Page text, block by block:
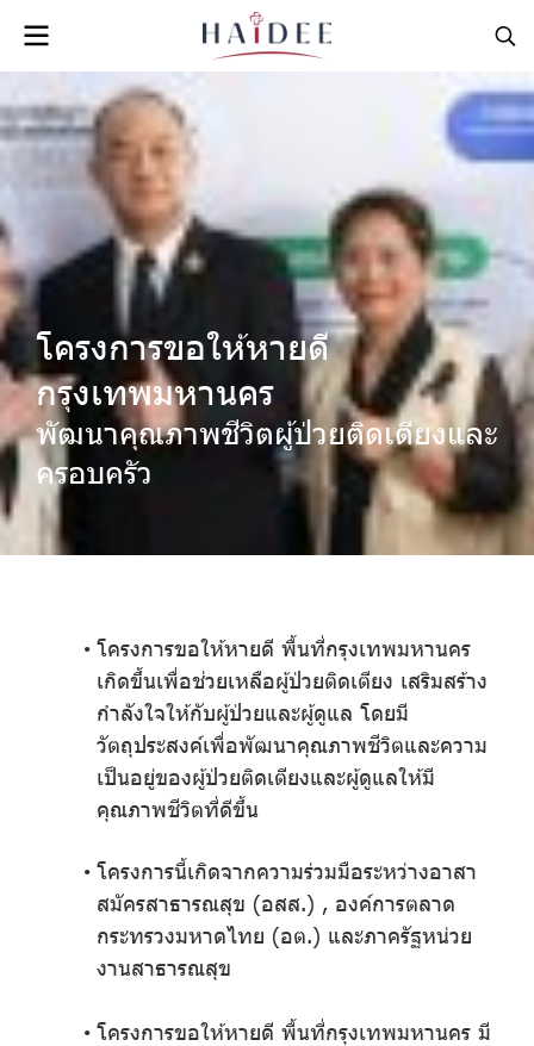
โครงการขอให้หายดี
กรุงเทพมหานคร
พัฒนาคุณภาพชีวิตผู้ป่วยติดเตียงและ
ครอบครัว
โครงการขอให้หายดี พื้นที่กรุงเทพมหานคร
เกิดขึ้นเพื่อช่วยเหลือผู้ป่วยติดเตียง เสริมสร้าง
กำลังใจให้กับผู้ป่วยและผู้ดูแล โดยมี
วัตถุประสงค์เพื่อพัฒนาคุณภาพชีวิตและความ
เป็นอยู่ของผู้ป่วยติดเตียงและผู้ดูแลให้มี
คุณภาพชีวิตที่ดีขึ้น
โครงการนี้เกิดจากความร่วมมือระหว่างอาสา
สมัครสาธารณสุข (อสส.) , องค์การตลาด
กระทรวงมหาดไทย (อต.) และภาครัฐหน่วย
งานสาธารณสุข
โครงการขอให้หายดี พื้นที่กรุงเทพมหานคร มี